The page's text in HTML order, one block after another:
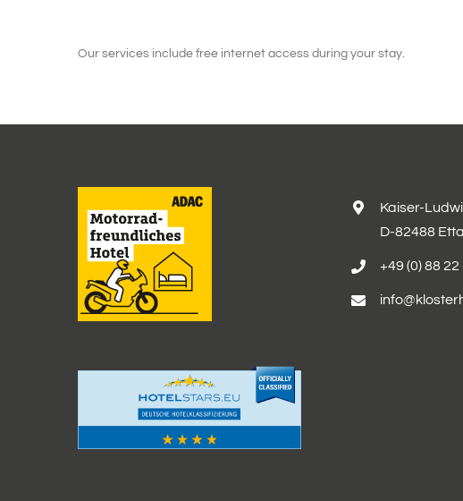
Our services include free internet access during your stay.
Kaiser-
D-82488 Ettal
+49 (0) 88